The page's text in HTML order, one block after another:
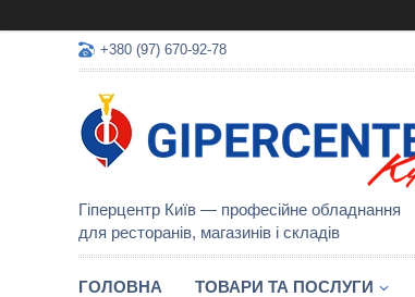
+380 (97) 670-92-78
Гіперцентр Київ — професійне обладнання
для ресторанів, магазинів і складів
ГОЛОВНА ТОВАРИ ТА ПОСЛУГИ